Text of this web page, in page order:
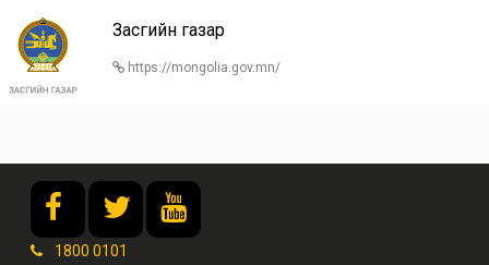
Засгийн газар
https://mongolia.gov.mn/
1800 0101